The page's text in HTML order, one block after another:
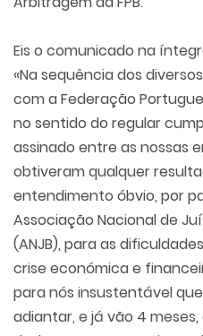
Eis o comunicado na
«Na sequência dos
com a Federação
no sentido do regular
assinado entre as nossas
obtiveram qualquer
entendimento óbvio, por
Associação Nacional de
(ANJB), para as
crise económica e
para nós insustentável
adiantar, e já vão 4